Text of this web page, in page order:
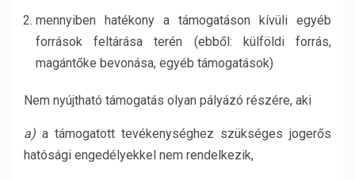
mennyiben hatékony a támogatáson kívüli egyéb
források feltárása terén (ebből: külföldi forrás,
magántőke bevonása, egyéb támogatások)
Nem nyújtható támogatás olyan pályázó részére, aki
a) a támogatott tevékenységhez szükséges jogerős
hatósági engedélyekkel nem rendelkezik,